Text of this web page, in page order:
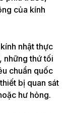
của kính
nhật thực
những thứ tối
chuẩn quốc
bị quan sát
hư hỏng.